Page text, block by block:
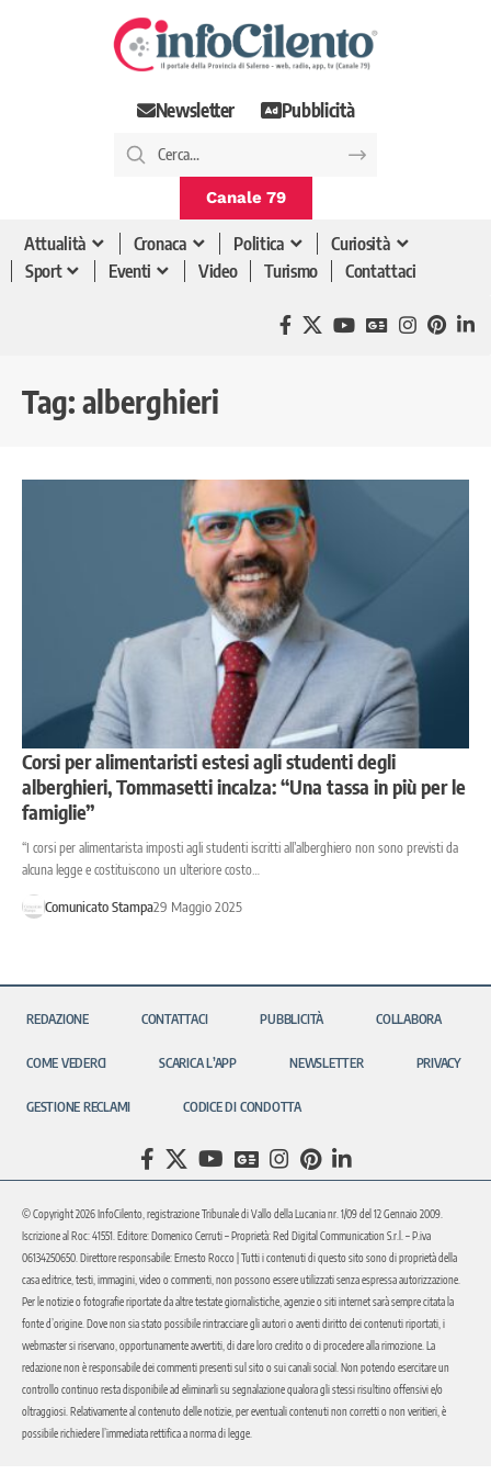
Newsletter Pubblicità
Canale 79
Attualità Cronaca Politica
Curiosità
Sport
Eventi Video Turismo Contattaci
Tag: alberghieri
Corsi per alimentaristi estesi agli studenti degli
alberghieri, Tommasetti incalza: “Una tassa in più per le
famiglie”
“I corsi per alimentarista imposti agli studenti iscritti all’alberghiero non sono previsti da
alcuna legge e costituiscono un ulteriore costo…
Comunicato Stampa29 Maggio 2025
REDAZIONE CONTATTACI PUBBLICITÀ COLLABORA
COME VEDERCI SCARICA L’APP NEWSLETTER PRIVACY
GESTIONE RECLAMI CODICE DI CONDOTTA
© Copyright 2026 InfoCilento, registrazione Tribunale di Vallo della Lucania nr. 1/09 del 12 Gennaio 2009.
Iscrizione al Roc: 41551. Editore: Domenico Cerruti – Proprietà: Red Digital Communication S.r.l. – P.iva
06134250650. Direttore responsabile: Ernesto Rocco | Tutti i contenuti di questo sito sono di proprietà della
casa editrice, testi, immagini, video o commenti, non possono essere utilizzati senza espressa autorizzazione.
Per le notizie o fotografie riportate da altre testate giornalistiche, agenzie o siti internet sarà sempre citata la
fonte d’origine. Dove non sia stato possibile rintracciare gli autori o aventi diritto dei contenuti riportati, i
webmaster si riservano, opportunamente avvertiti, di dare loro credito o di procedere alla rimozione. La
redazione non è responsabile dei commenti presenti sul sito o sui canali social. Non potendo esercitare un
controllo continuo resta disponibile ad eliminarli su segnalazione qualora gli stessi risultino offensivi e/o
oltraggiosi. Relativamente al contenuto delle notizie, per eventuali contenuti non corretti o non veritieri, è
possibile richiedere l’immediata rettifica a norma di legge.